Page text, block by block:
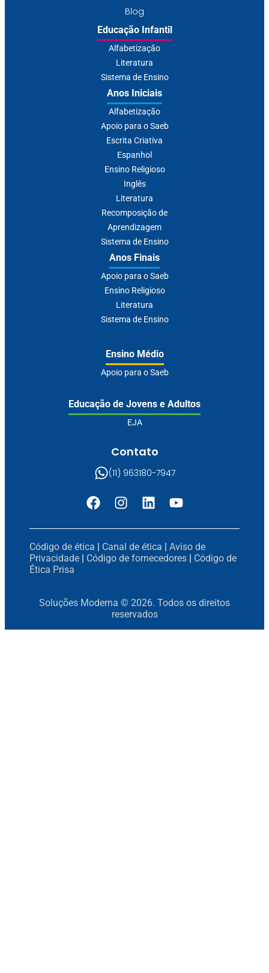
Blog
Educação Infantil
Alfabetização
Literatura
Sistema de Ensino
Anos Iniciais
Alfabetização
Apoio para o Saeb
Escrita Criativa
Espanhol
Ensino Religioso
Inglês
Literatura
Recomposição de
Aprendizagem
Sistema de Ensino
Anos Finais
Apoio para o Saeb
Ensino Religioso
Literatura
Sistema de Ensino
Ensino Médio
Apoio para o Saeb
Educação de Jovens e Adultos
EJA
Contato
(11) 963180-7947
Código de ética | Canal de ética |Aviso de
Privacidade | Código de fornecedores | Código de
Ética Prisa
Soluções Moderna © 2026. Todos os direitos
reservados